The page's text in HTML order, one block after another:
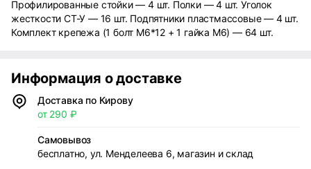
Профилированные стойки — 4 шт. Полки — 4 шт. Уголок
жесткости СТ-У — 16 шт. Подпятники пластмассовые — 4 шт.
Комплект крепежа (1 болт М6*12 + 1 гайка М6) — 64 шт.
Информация о доставке
Доставка по Кирову
от 290 ₽
Самовывоз
бесплатно, ул. Менделеева 6, магазин и склад